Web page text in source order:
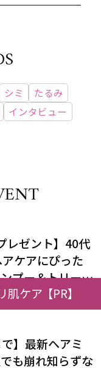
シミ
たるみ
インタビュー
レゼント】40代
ケアにぴった
プー＆トリート
うねり悩みに対
で】最新ヘアミ
も崩れ知らずな
肌ケア【PR】